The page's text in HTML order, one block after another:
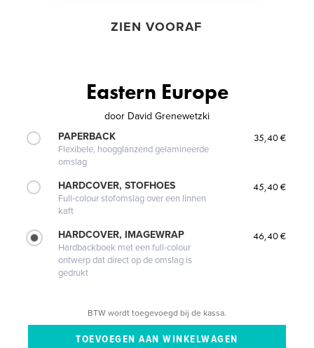
ZIEN VOORAF
Eastern Europe
door David Grenewetzki
PAPERBACK
Flexibele, hoogglanzend gelamineerde
omslag
35,40 €
HARDCOVER, STOFHOES
Full-colour stofomslag over een linnen
kaft
45,40 €
HARDCOVER, IMAGEWRAP
Hardbackboek met een full-colour
ontwerp dat direct op de omslag is
gedrukt
46,40 €
BTW wordt toegevoegd bij de kassa.